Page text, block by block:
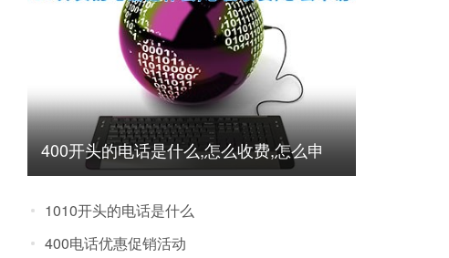
400开头的电话是什么,怎么收费,怎么申
请?
1010开头的电话是什么
400电话优惠促销活动